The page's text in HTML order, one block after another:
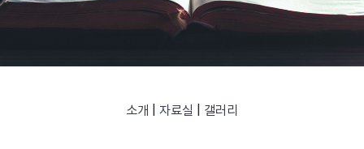
소개 자료실 갤러리